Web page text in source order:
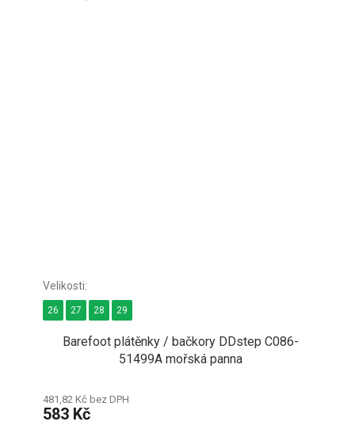
Barefoot plátěnky / bačkory DDstep C086-
51499A mořská panna
481,82 Kč bez DPH
583 Kč
26 27 28 29